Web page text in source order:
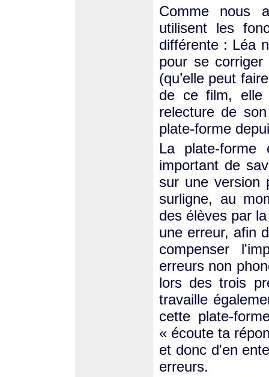
Comme nous
utilisent les
différente : Léa
pour se
(qu’elle peut
de ce film, elle
relecture de
plate-forme
La plate-forme
important de
sur une version
surligne, au
des élèves par
une erreur, afin
compenser
erreurs non
lors des trois
travaille
cette plate-
« écoute ta
et donc d'en
erreurs.